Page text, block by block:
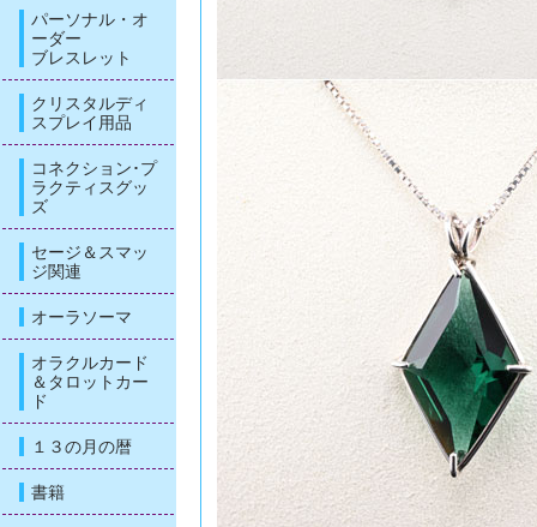
パーソナル・オ
ーダー
ブレスレット
クリスタルディ
スプレイ用品
コネクション･プ
ラクティスグッ
ズ
セージ＆スマッ
ジ関連
オーラソーマ
オラクルカード
＆タロットカー
ド
１３の月の暦
書籍